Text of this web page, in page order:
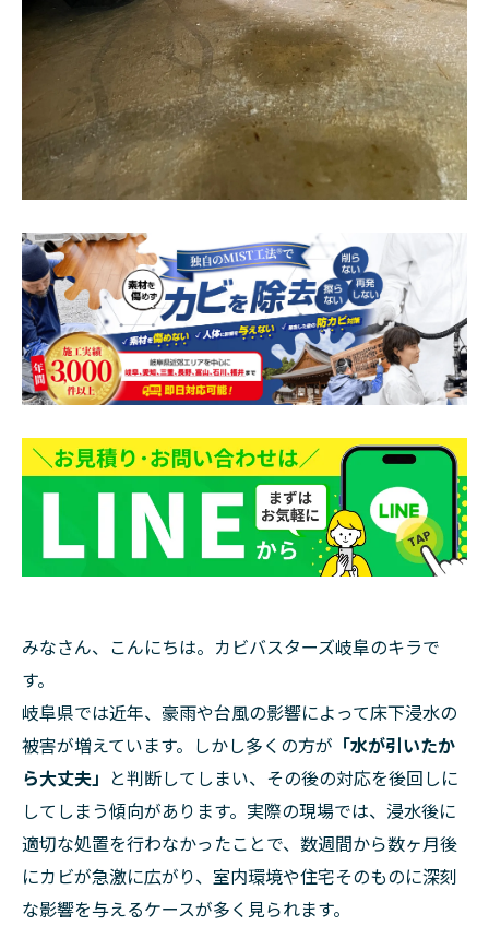
みなさん、こんにちは。カビバスターズ岐阜のキラで
す。
岐阜県では近年、豪雨や台風の影響によって床下浸水の
被害が増えています。しかし多くの方が 「水が引いたか
ら大丈夫」 と判断してしまい、その後の対応を後回しに
してしまう傾向があります。実際の現場では、浸水後に
適切な処置を行わなかったことで、数週間から数ヶ月後
にカビが急激に広がり、室内環境や住宅そのものに深刻
な影響を与えるケースが多く見られます。